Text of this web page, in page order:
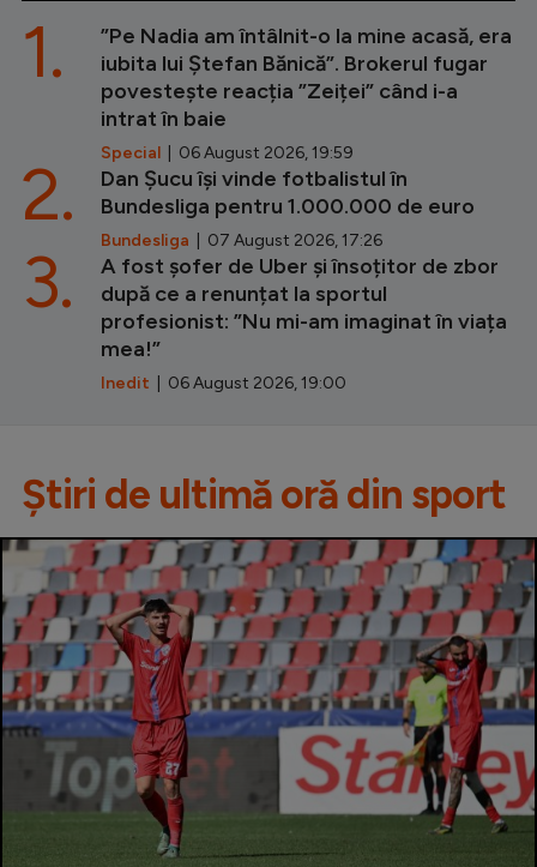
”Pe Nadia am întâlnit-o la mine acasă, era
iubita lui Ștefan Bănică”. Brokerul fugar
povestește reacția ”Zeiței” când i-a
intrat în baie
Special | 06 August 2026, 19:59
1.
Dan Șucu își vinde fotbalistul în
Bundesliga pentru 1.000.000 de euro
Bundesliga | 07 August 2026, 17:26
2.
A fost șofer de Uber și însoțitor de zbor
după ce a renunțat la sportul
profesionist: ”Nu mi-am imaginat în viața
mea!”
Inedit | 06 August 2026, 19:00
3.
Știri de ultimă oră din sport